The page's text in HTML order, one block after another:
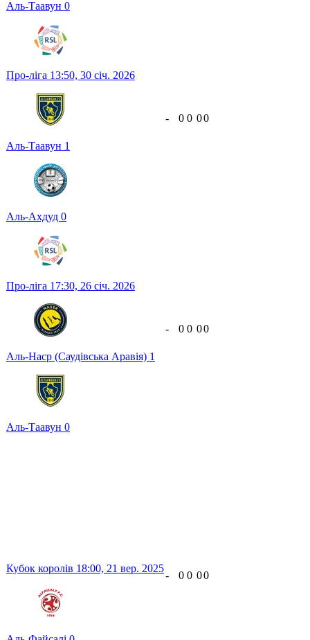
Аль-Таавун 0
Про-ліга 13:50, 30 січ. 2026
Аль-Таавун 1
Аль-Ахдуд 0
- 0 0 00
Про-ліга 17:30, 26 січ. 2026
Аль-Наср (Саудівська Аравія) 1
Аль-Таавун 0
- 0 0 00
Кубок королів 18:00, 21 вер. 2025
- 0 0 00